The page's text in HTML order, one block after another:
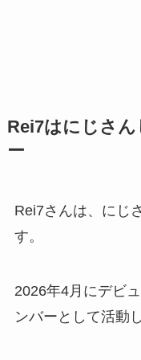
Rei7はにじさ
ー
Rei7さんは、にじ
す。
2026年4月にデビ
ンバーとして活動